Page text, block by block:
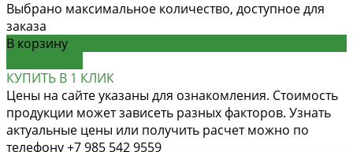
Выбрано максимальное количество, доступное для
заказа
В корзину
КУПИТЬ В 1 КЛИК
Цены на сайте указаны для ознакомления. Стоимость
продукции может зависеть разных факторов. Узнать
актуальные цены или получить расчет можно по
телефону +7 985 542 9559